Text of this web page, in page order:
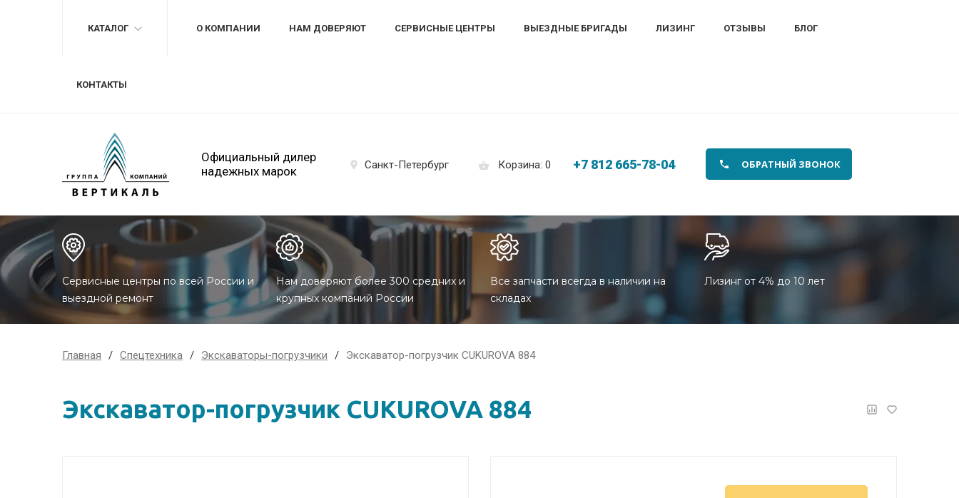
КАТАЛОГ О КОМПАНИИ НАМ ДОВЕРЯЮТ СЕРВИСНЫЕ ЦЕНТРЫ ВЫЕЗДНЫЕ БРИГАДЫ ЛИЗИНГ ОТЗЫВЫ БЛОГ
КОНТАКТЫ
Официальный дилер
надежных марок
Санкт-Петербург Корзина: 0 +7 812 665-78-04 ОБРАТНЫЙ ЗВОНОК
Сервисные центры по всей России и
выездной ремонт
Нам доверяют более 300 средних и
крупных компаний России
Все запчасти всегда в наличии на
складах
Лизинг от 4% до 10 лет
Главная Спецтехника Экскаваторы-погрузчики Экскаватор-погрузчик CUKUROVA 884
Экскаватор-погрузчик CUKUROVA 884